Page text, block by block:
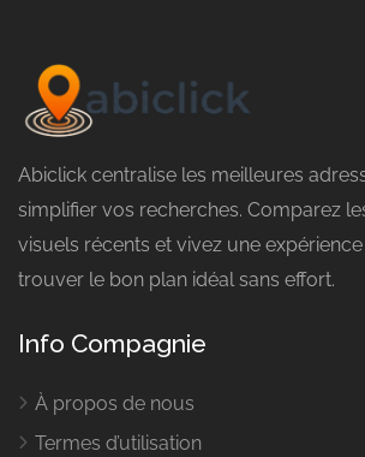
Abiclick centralise les meilleures
simplifier vos recherches. Comparez
visuels récents et vivez une
trouver le bon plan idéal sans effort.
Info Compagnie
À propos de nous
Termes d’utilisation